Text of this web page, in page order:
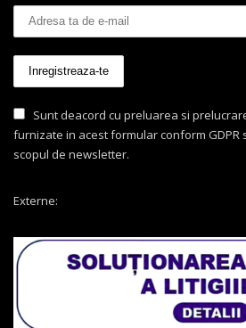
Sunt deacord cu preluarea si
furnizate in acest formular conform GDPR
scopul de newsletter.
Externe: